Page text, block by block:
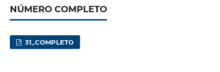
NÚMERO COMPLETO
31_COMPLETO